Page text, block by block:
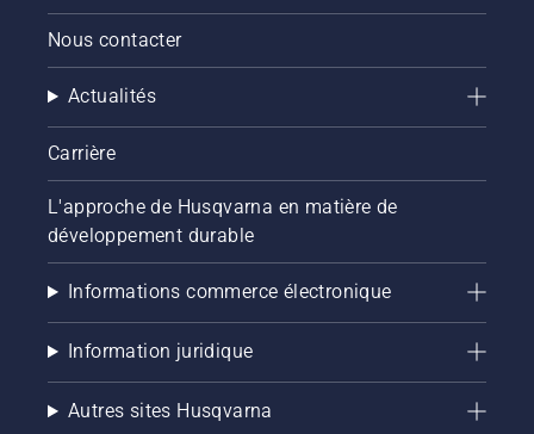
que le
système
de
de votre
tronçonneuse
fonctionne
correctement.
Vérifiez
d'huile.
Démarrez
la
Nous contacter
Actualités
Carrière
L'approche de Husqvarna en matière de
développement durable
Informations commerce électronique
Information juridique
Autres sites Husqvarna